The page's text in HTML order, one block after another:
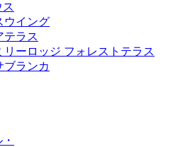
ス
ウイング
テラス
リーロッジ フォレストテラス
ブランカ